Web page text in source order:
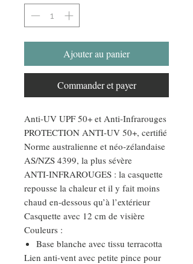
Ajouter au panier
Commander et payer
Anti-UV UPF 50+ et Anti-Infrarouges
PROTECTION ANTI-UV 50+, certifié
Norme australienne et néo-zélandaise
AS/NZS 4399, la plus sévère
ANTI-INFRAROUGES : la casquette
repousse la chaleur et il y fait moins
chaud en-dessous qu’à l’extérieur
Casquette avec 12 cm de visière
Couleurs :
Base blanche avec tissu terracotta
Lien anti-vent avec petite pince pour